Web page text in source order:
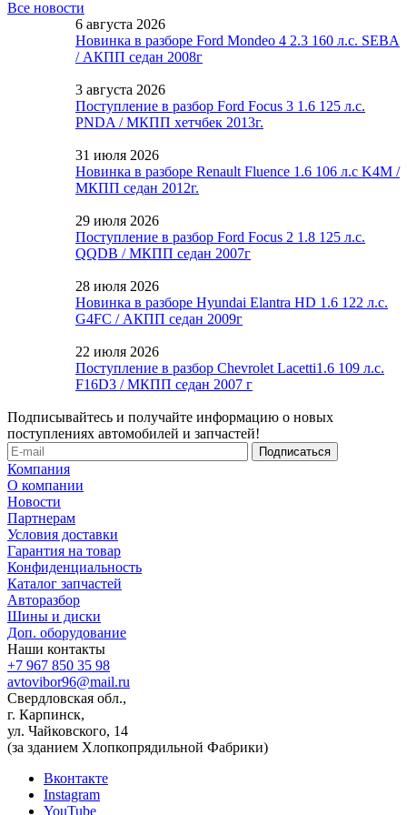
Все новости
6 августа 2026
Новинка в разборе Ford Mondeo 4 2.3 160 л.с. SEBA
/ АКПП седан 2008г
3 августа 2026
Поступление в разбор Ford Focus 3 1.6 125 л.с.
PNDA / МКПП хетчбек 2013г.
31 июля 2026
Новинка в разборе Renault Fluence 1.6 106 л.с K4M /
МКПП седан 2012г.
29 июля 2026
Поступление в разбор Ford Focus 2 1.8 125 л.с.
QQDB / МКПП седан 2007г
28 июля 2026
Новинка в разборе Hyundai Elantra HD 1.6 122 л.с.
G4FC / АКПП седан 2009г
22 июля 2026
Поступление в разбор Chevrolet Lacetti1.6 109 л.с.
F16D3 / МКПП седан 2007 г
Подписывайтесь и получайте информацию о новых
поступлениях автомобилей и запчастей!
Компания
О компании
Новости
Партнерам
Условия доставки
Гарантия на товар
Конфиденциальность
Каталог запчастей
Авторазбор
Шины и диски
Доп. оборудование
Наши контакты
+7 967 850 35 98
avtovibor96@mail.ru
Свердловская обл.,
г. Карпинск,
ул. Чайковского, 14
(за зданием Хлопкопрядильной Фабрики)
Вконтакте
Instagram
YouTube